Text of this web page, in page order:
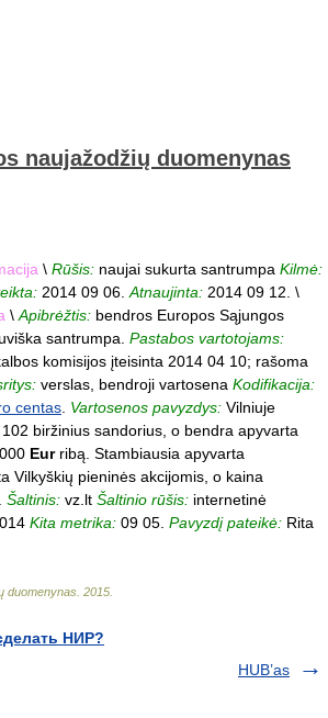
naujažodžių duomenynas
\ Rūšis: naujai sukurta santrumpa Kilmė:
2014 09 06. Atnaujinta: 2014 09 12. \
\ Apibrėžtis: bendros Europos Sąjungos
santrumpa. Pastabos vartotojams:
komisijos įteisinta 2014 04 10; rašoma
verslas, bendroji vartosena Kodifikacija:
centas Vartosenos pavyzdys: Vilniuje
biržinius sandorius, o bendra apyvarta
Eur ribą. Stambiausia apyvarta
Vilkyškių pieninės akcijomis, o kaina
Šaltinis: vz.lt Šaltinio rūšis: internetinė
Kita metrika: 09 05. Pavyzdį pateikė: Rita
duomenynas 2015
НИР?
HUB’as